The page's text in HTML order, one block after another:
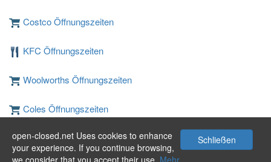
Schließen
open-closed.net Uses cookies to enhance
your experience. If you continue browsing,
we consider that you accept their use. Mehr
Costco Öffnungszeiten
KFC Öffnungszeiten
Woolworths Öffnungszeiten
Coles Öffnungszeiten
JB Hi-Fi Öffnungszeiten